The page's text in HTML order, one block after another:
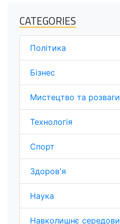
CATEGORIES
Політика
Бізнес
Мистецтво та розваги
Технологія
Спорт
Здоров'я
Наука
Навколишнє